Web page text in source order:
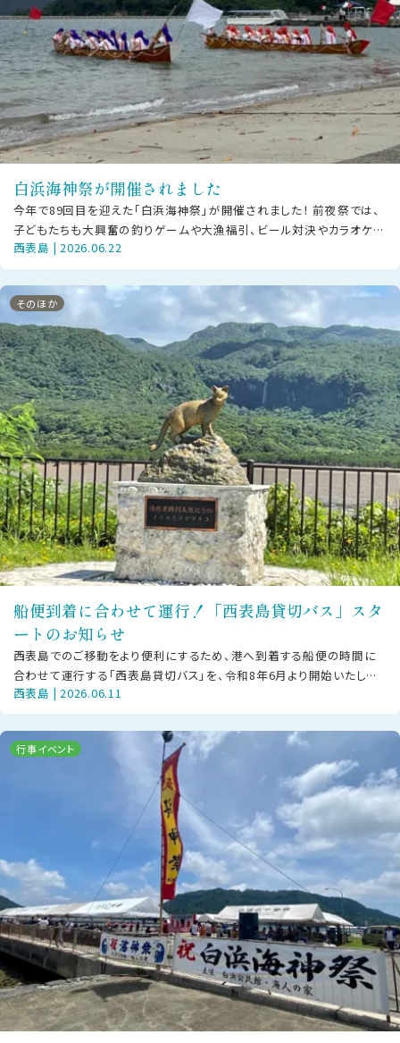
白浜海神祭が開催されました
今年で89回目を迎えた「白浜海神祭」が開催されました！ 前夜祭では、
子どもたちも大興奮の釣りゲームや大漁福引、ビール対決やカラオケ大
会など大人も子どもも楽しいひ
西表島 | 2026.06.22
そのほか
船便到着に合わせて運行！「西表島貸切バス」スタ
ートのお知らせ
西表島でのご移動をより便利にするため、港へ到着する船便の時間に
合わせて運行する「西表島貸切バス」を、令和8年6月より開始いたしま
した。既存の「西表島交通」の路線
西表島 | 2026.06.11
行事イベント